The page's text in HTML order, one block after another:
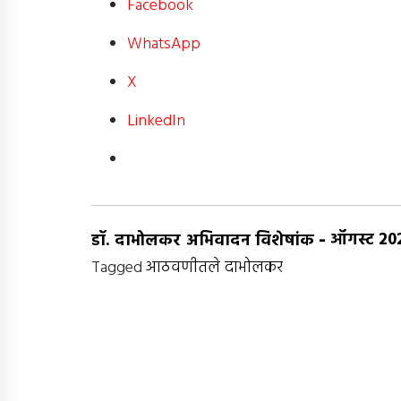
Facebook
WhatsApp
X
LinkedIn
डॉ. दाभोलकर अभिवादन विशेषांक - ऑगस्ट
Taggedआठवणीतले दाभोलकर